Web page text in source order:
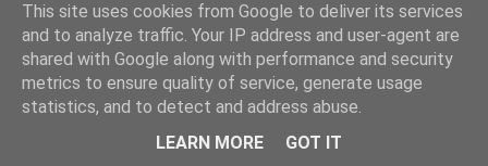
This site uses cookies from Google to deliver its services
and to analyze traffic. Your IP address and user-agent are
shared with Google along with performance and security
metrics to ensure quality of service, generate usage
statistics, and to detect and address abuse.
LEARN MORE
GOT IT